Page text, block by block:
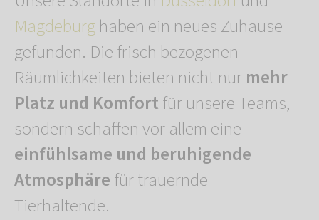
Magdeburghaben ein neues Zuhause
gefunden. Die frisch bezogenen
Räumlichkeiten bieten nicht nurmehr
Platz und Komfortfür unsere Teams,
sondern schaffen vor allem eine
einfühlsame und beruhigende
Atmosphärefür trauernde
Tierhaltende.